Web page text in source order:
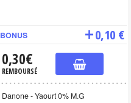
BONUS 0,10 €
0,30€
REMBOURSÉ
Danone - Yaourt 0% M.G